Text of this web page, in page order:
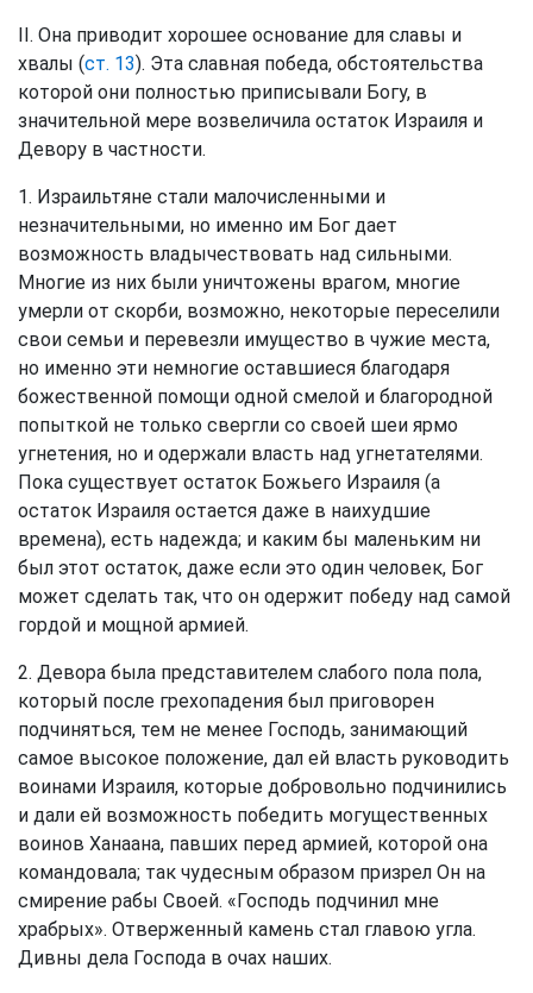
II. Она приводит хорошее основание для славы и
хвалы (ст. 13). Эта славная победа, обстоятельства
которой они полностью приписывали Богу, в
значительной мере возвеличила остаток Израиля и
Девору в частности.
1. Израильтяне стали малочисленными и
незначительными, но именно им Бог дает
возможность владычествовать над сильными.
Многие из них были уничтожены врагом, многие
умерли от скорби, возможно, некоторые переселили
свои семьи и перевезли имущество в чужие места,
но именно эти немногие оставшиеся благодаря
божественной помощи одной смелой и благородной
попыткой не только свергли со своей шеи ярмо
угнетения, но и одержали власть над угнетателями.
Пока существует остаток Божьего Израиля (а
остаток Израиля остается даже в наихудшие
времена), есть надежда; и каким бы маленьким ни
был этот остаток, даже если это один человек, Бог
может сделать так, что он одержит победу над самой
гордой и мощной армией.
2. Девора была представителем слабого пола пола,
который после грехопадения был приговорен
подчиняться, тем не менее Господь, занимающий
самое высокое положение, дал ей власть руководить
воинами Израиля, которые добровольно подчинились
и дали ей возможность победить могущественных
воинов Ханаана, павших перед армией, которой она
командовала; так чудесным образом призрел Он на
смирение рабы Своей. «Господь подчинил мне
храбрых». Отверженный камень стал главою угла.
Дивны дела Господа в очах наших.